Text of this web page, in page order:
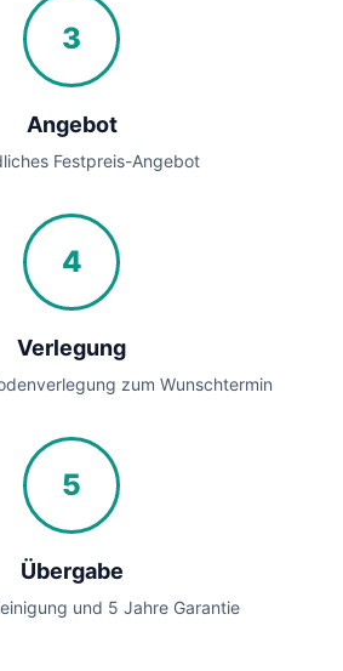
3
Angebot
Festpreis-Angebot
4
Verlegung
zum Wunschtermin
5
Übergabe
und 5 Jahre Garantie